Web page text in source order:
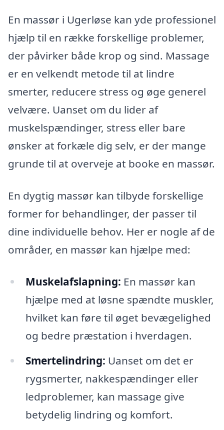
En massør i Ugerløse kan yde professionel
hjælp til en række forskellige problemer,
der påvirker både krop og sind. Massage
er en velkendt metode til at lindre
smerter, reducere stress og øge generel
velvære. Uanset om du lider af
muskelspændinger, stress eller bare
ønsker at forkæle dig selv, er der mange
grunde til at overveje at booke en massør.
En dygtig massør kan tilbyde forskellige
former for behandlinger, der passer til
dine individuelle behov. Her er nogle af de
områder, en massør kan hjælpe med:
Muskelafslapning: En massør kan
hjælpe med at løsne spændte muskler,
hvilket kan føre til øget bevægelighed
og bedre præstation i hverdagen.
Smertelindring: Uanset om det er
rygsmerter, nakkespændinger eller
ledproblemer, kan massage give
betydelig lindring og komfort.